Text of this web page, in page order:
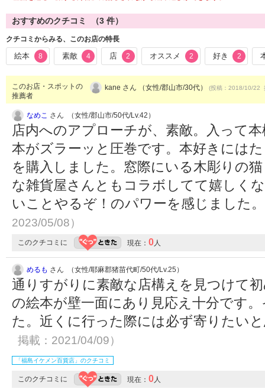
おすすめのクチコミ （3 件）
クチコミからみる、このお店の特長
絵本 8 素敵 4 店 2 オススメ 2 好き 2
このお店・スポットの
推薦者
kane さん （女性/郡山市/30代） (投稿：2018/10/22
なめこ さん （女性/郡山市/50代/Lv.42）
店内へのアプローチが、素敵。入って
本がズラーッと圧巻です。本好きには
を購入しました。窓際にいる木彫りの
な雑貨屋さんともコラボしてて嬉しく
いことやるぞ！のパワーを感じました
2023/05/08）
このクチコミに 現在： 0 人
めるも さん （女性/耶麻郡猪苗代町/50代/Lv.25）
通りすがりに素敵な店構えを見つけて
の絵本が壁一面にあり見応え十分です
た。近くに行った際には必ず寄りたい
掲載：2021/04/09）
「福島イケメン百貨店」のクチコミ
このクチコミに 現在： 0 人